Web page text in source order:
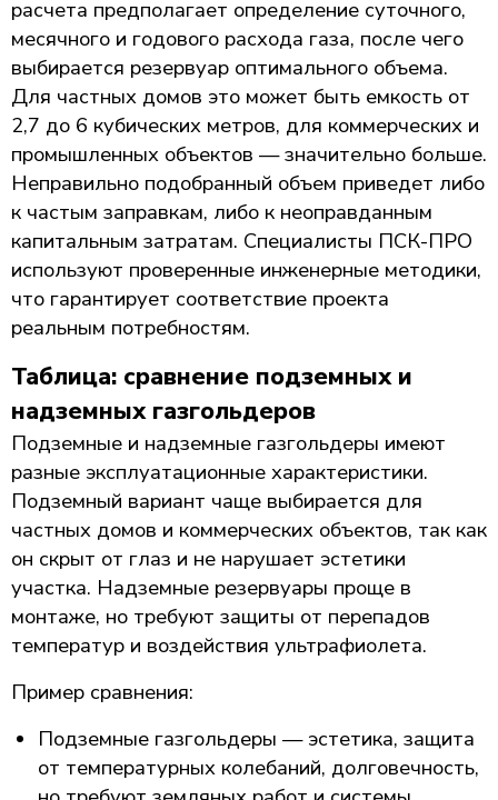
расчета предполагает определение суточного,
месячного и годового расхода газа, после чего
выбирается резервуар оптимального объема.
Для частных домов это может быть емкость от
2,7 до 6 кубических метров, для коммерческих и
промышленных объектов — значительно больше.
Неправильно подобранный объем приведет либо
к частым заправкам, либо к неоправданным
капитальным затратам. Специалисты ПСК-ПРО
используют проверенные инженерные методики,
что гарантирует соответствие проекта
реальным потребностям.
Таблица: сравнение подземных и
надземных газгольдеров
Подземные и надземные газгольдеры имеют
разные эксплуатационные характеристики.
Подземный вариант чаще выбирается для
частных домов и коммерческих объектов, так как
он скрыт от глаз и не нарушает эстетики
участка. Надземные резервуары проще в
монтаже, но требуют защиты от перепадов
температур и воздействия ультрафиолета.
Пример сравнения:
Подземные газгольдеры — эстетика, защита
от температурных колебаний, долговечность,